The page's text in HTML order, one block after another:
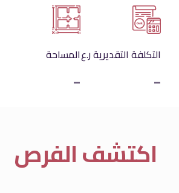
التكلفة التقديرية ر.ع
_
المساحة
_
اكتشف الفرص